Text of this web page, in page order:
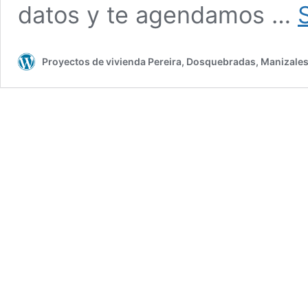
datos y te agendamos …
Proyectos de vivienda Pereira, Dosquebradas,